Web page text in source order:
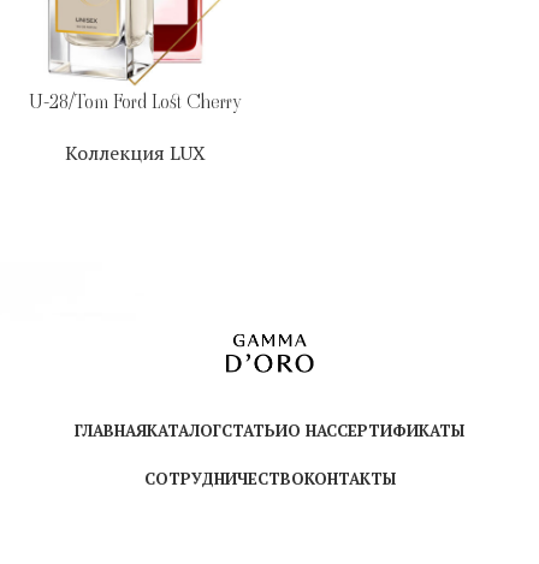
U-28/Tom Ford Lost Cherry
Коллекция LUX
ГЛАВНАЯКАТАЛОГСТАТЬИО НАССЕРТИФИКАТЫ
СОТРУДНИЧЕСТВОКОНТАКТЫ